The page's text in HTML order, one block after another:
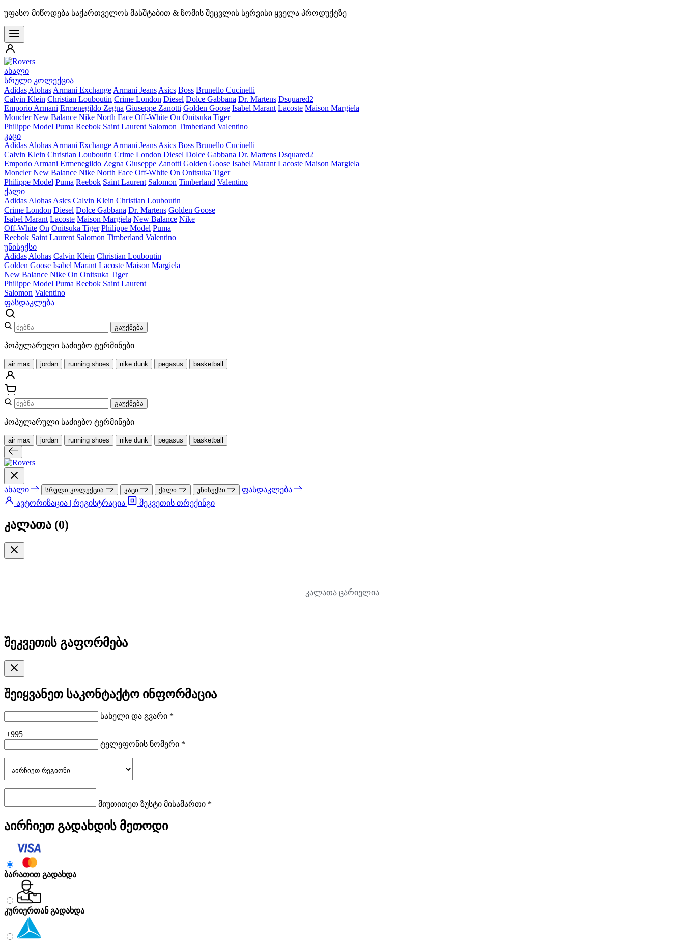
უფასო მიწოდება საქართველოს მასშტაბით & ზომის შეცვლის სერვისი ყველა პროდუქტზე
ახალი
სრული კოლექცია
Adidas Alohas Armani Exchange Armani Jeans Asics Boss Brunello Cucinelli
Calvin Klein Christian Louboutin Crime London Diesel Dolce Gabbana Dr. Martens Dsquared2
Emporio Armani Ermenegildo Zegna Giuseppe Zanotti Golden Goose Isabel Marant Lacoste Maison Margiela
Moncler New Balance Nike North Face Off-White On Onitsuka Tiger
Philippe Model Puma Reebok Saint Laurent Salomon Timberland Valentino
კაცი
Adidas Alohas Armani Exchange Armani Jeans Asics Boss Brunello Cucinelli
Calvin Klein Christian Louboutin Crime London Diesel Dolce Gabbana Dr. Martens Dsquared2
Emporio Armani Ermenegildo Zegna Giuseppe Zanotti Golden Goose Isabel Marant Lacoste Maison Margiela
Moncler New Balance Nike North Face Off-White On Onitsuka Tiger
Philippe Model Puma Reebok Saint Laurent Salomon Timberland Valentino
ქალი
Adidas Alohas Asics Calvin Klein Christian Louboutin
Crime London Diesel Dolce Gabbana Dr. Martens Golden Goose
Isabel Marant Lacoste Maison Margiela New Balance Nike
Off-White On Onitsuka Tiger Philippe Model Puma
Reebok Saint Laurent Salomon Timberland Valentino
უნისექსი
Adidas Alohas Calvin Klein Christian Louboutin
Golden Goose Isabel Marant Lacoste Maison Margiela
New Balance Nike On Onitsuka Tiger
Philippe Model Puma Reebok Saint Laurent
Salomon Valentino
ფასდაკლება
გაუქმება
პოპულარული საძიებო ტერმინები
air max jordan running shoes nike dunk pegasus basketball
გაუქმება
პოპულარული საძიებო ტერმინები
air max jordan running shoes nike dunk pegasus basketball
ახალი სრული კოლექცია კაცი ქალი უნისექსი
ფასდაკლება
ავტორიზაცია | რეგისტრაცია
შეკვეთის თრექინგი
კალათა (0)
კალათა ცარიელია
შეკვეთის გაფორმება
შეიყვანეთ საკონტაქტო ინფორმაცია
სახელი და გვარი *
+995
ტელეფონის ნომერი *
მიუთითეთ ზუსტი მისამართი *
აირჩიეთ გადახდის მეთოდი
ბარათით გადახდა
კურიერთან გადახდა